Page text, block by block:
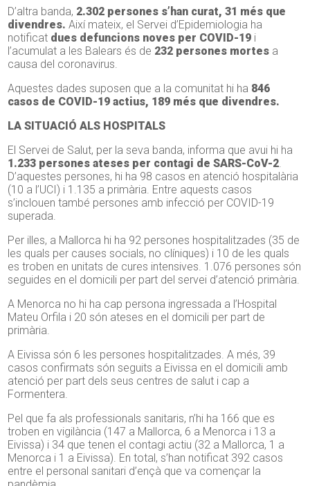
D’altra banda, 2.302 persones s’han curat, 31 més que
divendres. Així mateix, el Servei d’Epidemiologia ha
notificat dues defuncions noves per COVID-19 i
l’acumulat a les Balears és de 232 persones mortes a
causa del coronavirus.
Aquestes dades suposen que a la comunitat hi ha 846
casos de COVID-19 actius, 189 més que divendres.
LA SITUACIÓ ALS HOSPITALS
El Servei de Salut, per la seva banda, informa que avui hi ha
1.233 persones ateses per contagi de SARS-CoV-2.
D’aquestes persones, hi ha 98 casos en atenció hospitalària
(10 a l’UCI) i 1.135 a primària. Entre aquests casos
s’inclouen també persones amb infecció per COVID-19
superada.
Per illes, a Mallorca hi ha 92 persones hospitalitzades (35 de
les quals per causes socials, no clíniques) i 10 de les quals
es troben en unitats de cures intensives. 1.076 persones són
seguides en el domicili per part del servei d’atenció primària.
A Menorca no hi ha cap persona ingressada a l’Hospital
Mateu Orfila i 20 són ateses en el domicili per part de
primària.
A Eivissa són 6 les persones hospitalitzades. A més, 39
casos confirmats són seguits a Eivissa en el domicili amb
atenció per part dels seus centres de salut i cap a
Formentera.
Pel que fa als professionals sanitaris, n’hi ha 166 que es
troben en vigilància (147 a Mallorca, 6 a Menorca i 13 a
Eivissa) i 34 que tenen el contagi actiu (32 a Mallorca, 1 a
Menorca i 1 a Eivissa). En total, s’han notificat 392 casos
entre el personal sanitari d’ençà que va començar la